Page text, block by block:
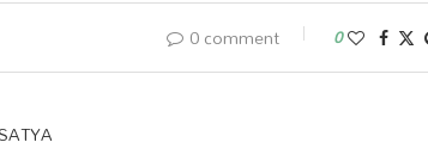
0 comment 0